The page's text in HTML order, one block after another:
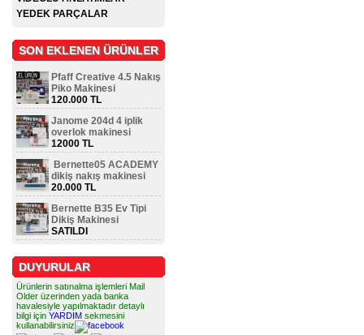
YEDEK PARÇALAR
SON EKLENEN ÜRÜNLER
Pfaff Creative 4.5 Nakış
Piko Makinesi
120.000 TL
Janome 204d 4 iplik
overlok makinesi
12000 TL
Bernette05 ACADEMY
dikiş nakış makinesi
20.000 TL
Bernette B35 Ev Tipi
Dikiş Makinesi
SATILDI
DUYURULAR
Ürünlerin satınalma işlemleri Mail
Older üzerinden yada banka
havalesiyle yapılmaktadır detaylı
bilgi için YARDIM sekmesini
kullanabilirsiniz